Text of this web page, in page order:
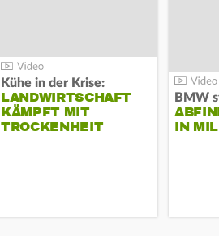
Kühe in der Krise:
LANDWIRTSCHAFT
KÄMPFT MIT
TROCKENHEIT
IN